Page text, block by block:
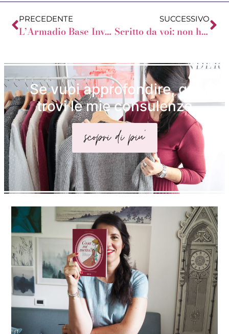
PRECEDENTE
L’Armadio Base Invernale della Clessidra Variata
SUCCESSIVO
Scritto da voi: non ho bisogno di piacermi?
Se vuoi approfondire, qui
trovi le mie consulenze
scopri di piu'